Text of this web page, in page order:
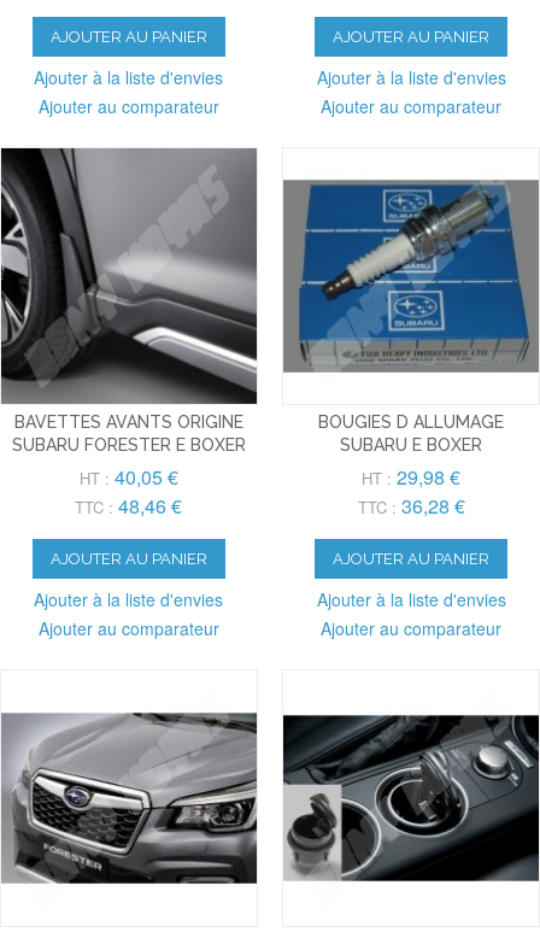
AJOUTER AU PANIER
Ajouter à la liste d'envies
Ajouter au comparateur
AJOUTER AU PANIER
Ajouter à la liste d'envies
Ajouter au comparateur
BAVETTES AVANTS ORIGINE
SUBARU FORESTER E BOXER
HT : 40,05 €
TTC : 48,46 €
AJOUTER AU PANIER
Ajouter à la liste d'envies
Ajouter au comparateur
BOUGIES D ALLUMAGE
SUBARU E BOXER
HT : 29,98 €
TTC : 36,28 €
AJOUTER AU PANIER
Ajouter à la liste d'envies
Ajouter au comparateur